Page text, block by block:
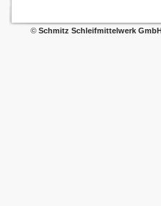
© Schmitz Schleifmittelwerk